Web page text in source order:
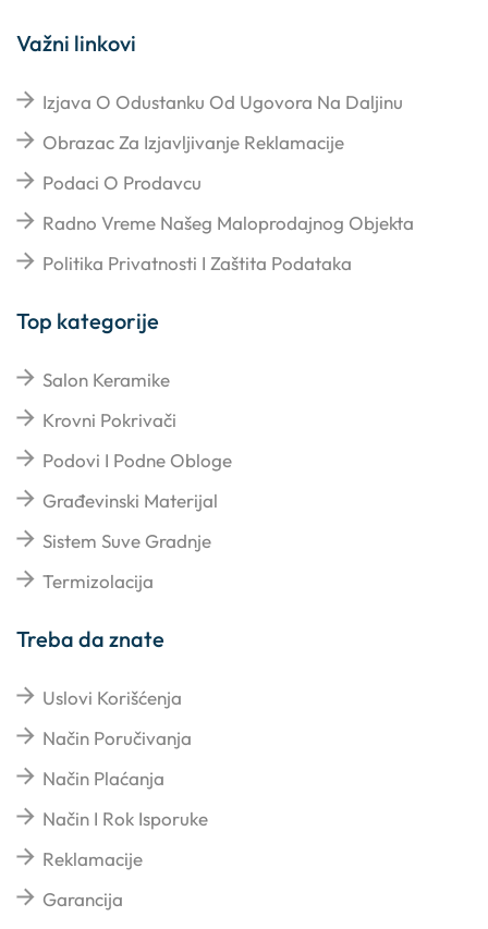
Važni linkovi
Izjava O Odustanku Od Ugovora Na Daljinu
Obrazac Za Izjavljivanje Reklamacije
Podaci O Prodavcu
Radno Vreme Našeg Maloprodajnog Objekta
Politika Privatnosti I Zaštita Podataka
Top kategorije
Salon Keramike
Krovni Pokrivači
Podovi I Podne Obloge
Građevinski Materijal
Sistem Suve Gradnje
Termizolacija
Treba da znate
Uslovi Korišćenja
Način Poručivanja
Način Plaćanja
Način I Rok Isporuke
Reklamacije
Garancija